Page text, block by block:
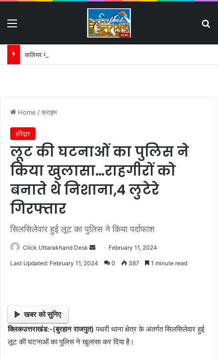
कलियर में गरजा प्रशासन का बुलडोजर:
Home /क्राइम
हरिद्वार
लूट की घटनाओं का पुलिस ने
किया खुलासा…राहगीरों को
बनाते थे निशाना,4 लुटेरे
गिरफ्तार
सिलसिलेवार हुई लूट का पुलिस ने किया पर्दाफाश
Click Uttarakhand Desk
e
m
a
February 11, 2024
Last Updated: February 11, 2024 0 387 1 minute read
खबर को सुनिए
क्लिकउत्तराखंड:-(बुरहान राजपुत)पथरी थाना क्षेत्र के अंतर्गत सिलसिलेवार हुई
लूट की घटनाओं का पुलिस ने खुलासा कर दिया है।